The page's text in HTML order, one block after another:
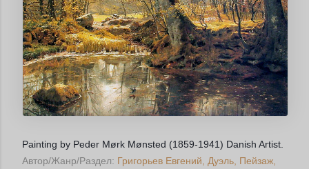
Painting by Peder Mørk Mønsted (1859-1941) Danish Artist.
Автор/Жанр/Раздел: Григорьев Евгений Дуэль Пейзаж